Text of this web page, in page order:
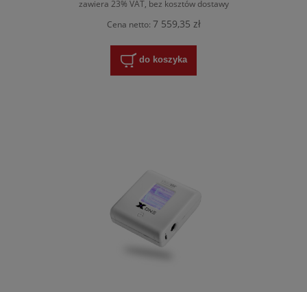
zawiera 23% VAT, bez kosztów dostawy
Cena netto: 7 559,35 zł
do koszyka